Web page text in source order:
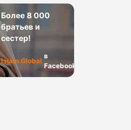
Более 8 000
братьев и
сестер!
Islam.Global
в
Facebook